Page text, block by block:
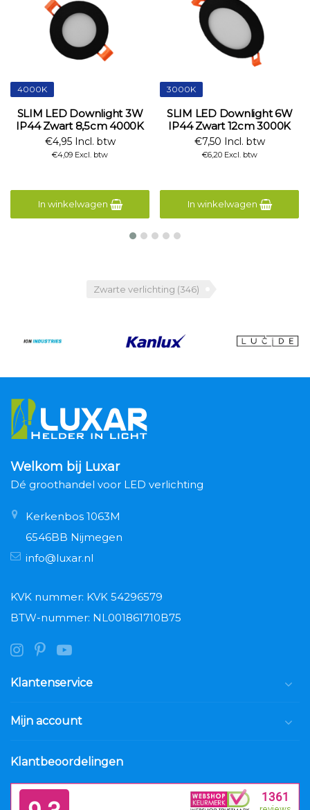
4000K
SLIM LED Downlight 3W
IP44 Zwart 8,5cm 4000K
€4,95 Incl. btw
€4,09 Excl. btw
In winkelwagen
3000K
SLIM LED Downlight 6W
IP44 Zwart 12cm 3000K
€7,50 Incl. btw
€6,20 Excl. btw
In winkelwagen
Zwarte verlichting (346)
Welkom bij Luxar
Dé groothandel voor LED verlichting
Kerkenbos 1063M
6546BB Nijmegen
info@luxar.nl
KVK nummer: KVK 54296579
BTW-nummer: NL001861710B75
Klantenservice
Mijn account
Klantbeoordelingen